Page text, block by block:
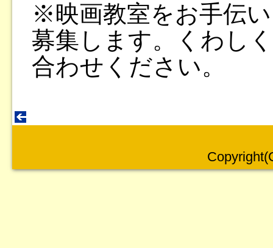
※映画教室をお手伝
募集します。くわし
合わせください。